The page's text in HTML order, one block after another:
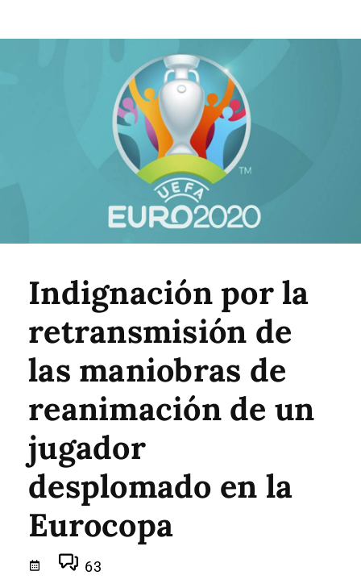
Indignación por la
retransmisión de
las maniobras de
reanimación de un
jugador
desplomado en la
Eurocopa
63